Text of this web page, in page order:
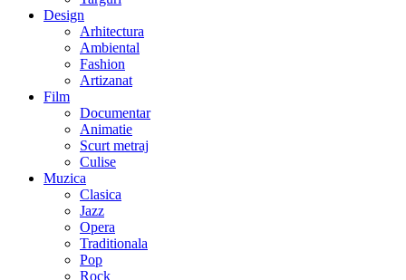
Design
Arhitectura
Ambiental
Fashion
Artizanat
Film
Documentar
Animatie
Scurt metraj
Culise
Muzica
Clasica
Jazz
Opera
Traditionala
Pop
Rock